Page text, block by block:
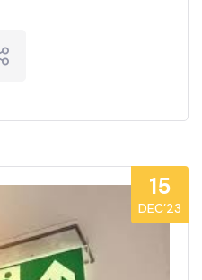
15
DEC’23